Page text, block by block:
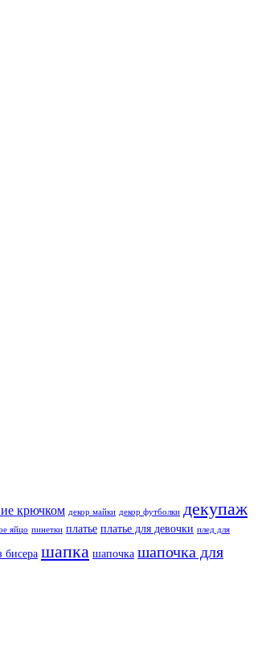
крючком декор майки декор футболки декупаж
яйцо пинетки платье платье для девочки плед для
бисера шапка шапочка шапочка для